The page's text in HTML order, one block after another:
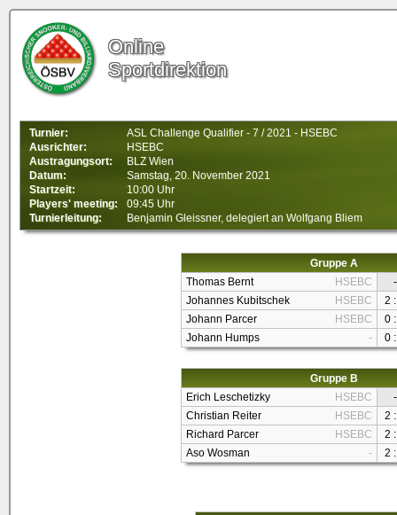
Online
Sportdirektion
Turnier:
ASL Challenge Qualifier - 7 / 2021 - HSEBC
Ausrichter:
HSEBC
Austragungsort:
BLZ Wien
Datum:
Samstag, 20. November 2021
Startzeit:
10:00 Uhr
Players' meeting:
09:45 Uhr
Turnierleitung:
Benjamin Gleissner, delegiert an Wolfgang Bliem
Gruppe A
Thomas Bernt
HSEBC
-
Johannes Kubitschek
HSEBC
2
Johann Parcer
HSEBC
0
Johann Humps
- 0
Gruppe B
Erich Leschetizky
HSEBC
-
Christian Reiter
HSEBC
2
Richard Parcer
HSEBC
2
Aso Wosman
- 2